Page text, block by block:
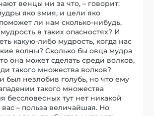
венцы ни за что, – говорит:
яко змия, и цели яко
ли нам сколько-нибудь,
в таких опасностях? И
какую-либо мудрость, когда нас
волны? Сколько бы овца мудра
она может сделать среди волков,
такого множества волков?
был незлобив голубь, но что ему
такого множества
бессловесных тут нет никакой
вас – польза величайшая. Но